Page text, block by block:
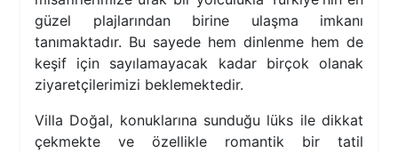
güzel plajlarından birine ulaşma imkanı
tanımaktadır. Bu sayede hem dinlenme hem de
keşif için sayılamayacak kadar birçok olanak
ziyaretçilerimizi beklemektedir.
Villa Doğal, konuklarına sunduğu lüks ile dikkat
çekmekte ve özellikle romantik bir tatil